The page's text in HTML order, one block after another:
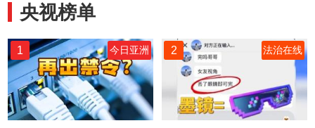
央视榜单
1 今日亚洲 2 法治在线